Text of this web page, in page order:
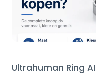
Ultrahuman Ring